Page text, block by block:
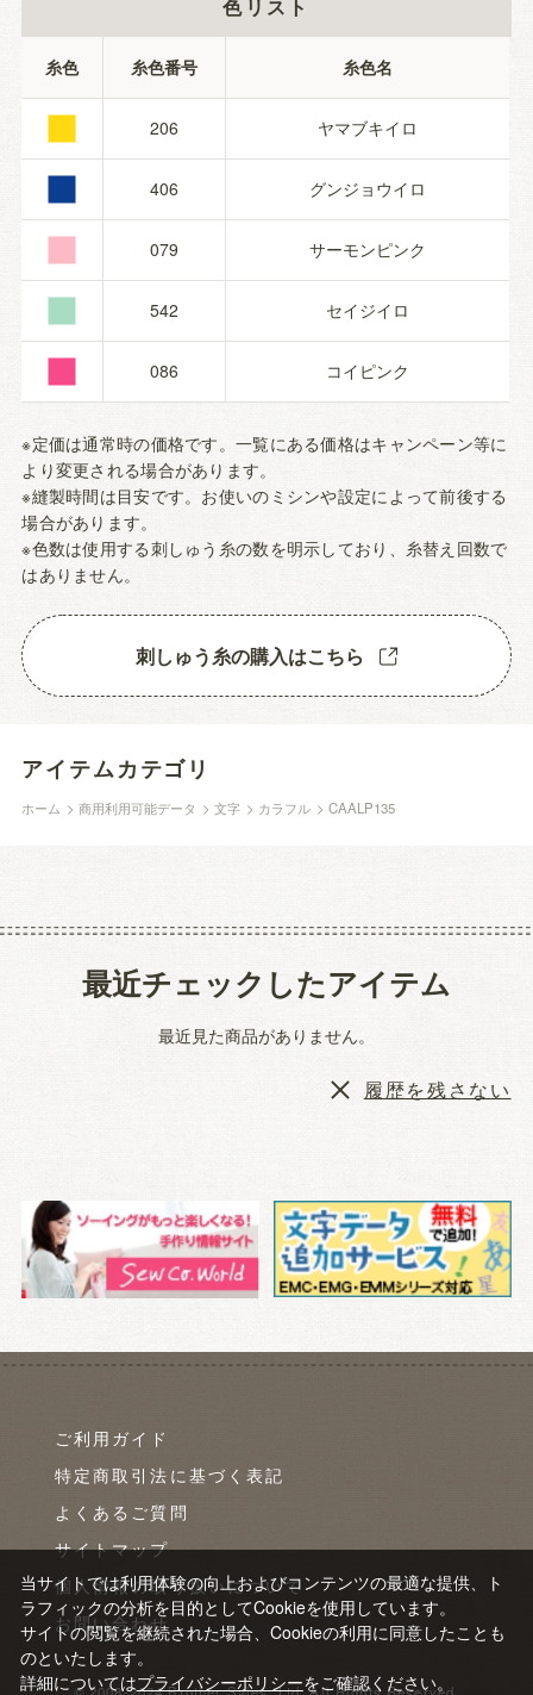
色リスト
糸色 糸色番号 糸色名
■ 206 ヤマブキイロ
■ 406 グンジョウイロ
■ 079 サーモンピンク
■ 542 セイジイロ
■ 086 コイピンク
※定価は通常時の価格です。一覧にある価格はキャンペーン等に
より変更される場合があります。
※縫製時間は目安です。お使いのミシンや設定によって前後する
場合があります。
※色数は使用する刺しゅう糸の数を明示しており、糸替え回数で
はありません。
刺しゅう糸の購入はこちら
アイテムカテゴリ
ホーム >商用利用可能データ >文字 > カラフル >CAALP135
最近チェックしたアイテム
最近見た商品がありません。
履歴を残さない
ご利用ガイド
特定商取引法に基づく表記
よくあるご質問
サイトマップ
個人情報の取り扱いについて
お問い合わせ
当サイトでは利用体験の向上およびコンテンツの最適な提供、ト
ラフィックの分析を目的としてCookieを使用しています。
サイトの閲覧を継続された場合、Cookieの利用に同意したことも
のといたします。
詳細についてはプライバシーポリシーをご確認ください。